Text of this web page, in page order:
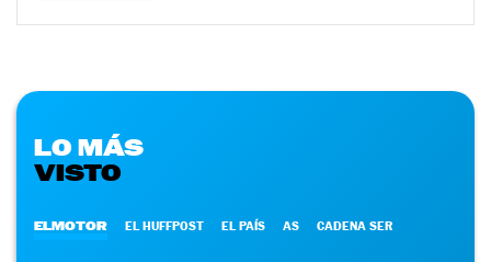
LO MÁS
VISTO
ELMOTOR EL HUFFPOST EL PAÍS AS CADENA SER